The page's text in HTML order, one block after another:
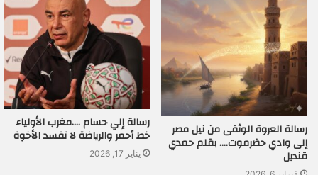
رسالة العروة الوثقى من نيل مصر
إلى وادي حضرموت…. بقلم حمدي
قنديل
رسالة إلي حسام ….مغرب الأولياء
خط أحمر والرياضة لا تفسد الأخوة
يناير 17, 2026